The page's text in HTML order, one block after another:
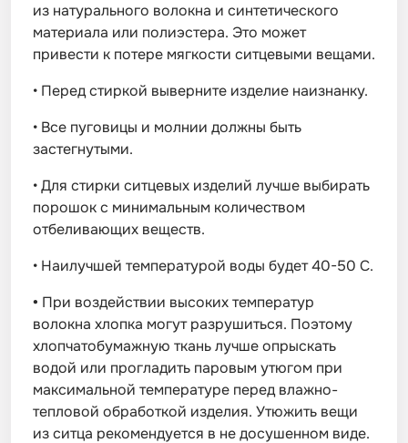
из натурального волокна и синтетического
материала или полиэстера. Это может
привести к потере мягкости ситцевыми вещами.
• Перед стиркой выверните изделие наизнанку.
• Все пуговицы и молнии должны быть
застегнутыми.
•Для стирки ситцевых изделий лучше выбирать
порошок с минимальным количеством
отбеливающих веществ.
• Наилучшей температурой воды будет 40-50 С.
• При воздействии высоких температур
волокна хлопка могут разрушиться. Поэтому
хлопчатобумажную ткань лучше опрыскать
водой или прогладить паровым утюгом при
максимальной температуре перед влажно-
тепловой обработкой изделия. Утюжить вещи
из ситца рекомендуется в не досушенном виде.